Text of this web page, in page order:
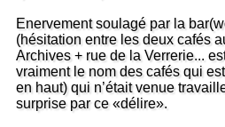
Enervement soulagé par la
(hésitation entre les deux cafés
Archives + rue de la Verrerie...
vraiment le nom des cafés qui
en haut) qui n’était venue
surprise par ce «délire».